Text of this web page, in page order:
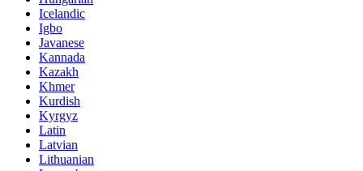
Icelandic
Igbo
Javanese
Kannada
Kazakh
Khmer
Kurdish
Kyrgyz
Latin
Latvian
Lithuanian